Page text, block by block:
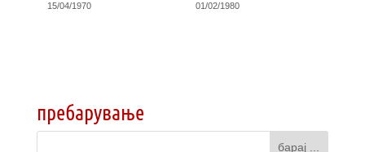
15/04/1970 01/02/1980
пребарување